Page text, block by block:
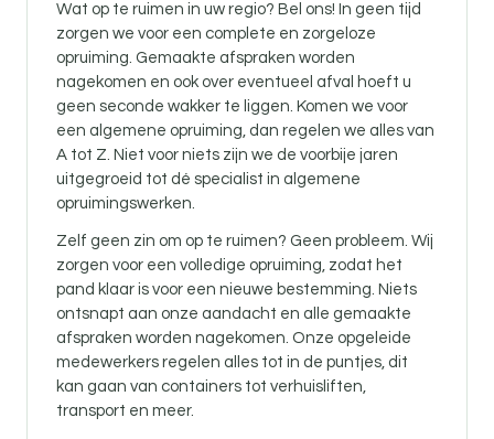
Wat op te ruimen in uw regio? Bel ons! In geen tijd
zorgen we voor een complete en zorgeloze
opruiming. Gemaakte afspraken worden
nagekomen en ook over eventueel afval hoeft u
geen seconde wakker te liggen. Komen we voor
een algemene opruiming, dan regelen we alles van
A tot Z. Niet voor niets zijn we de voorbije jaren
uitgegroeid tot dé specialist in algemene
opruimingswerken.
Zelf geen zin om op te ruimen? Geen probleem. Wij
zorgen voor een volledige opruiming, zodat het
pand klaar is voor een nieuwe bestemming. Niets
ontsnapt aan onze aandacht en alle gemaakte
afspraken worden nagekomen. Onze opgeleide
medewerkers regelen alles tot in de puntjes, dit
kan gaan van containers tot verhuisliften,
transport en meer.